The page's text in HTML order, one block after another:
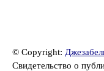
© Copyright:
Свидетельство о